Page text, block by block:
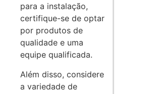
para a instalação,
certifique-se de optar
por produtos de
qualidade e uma
equipe qualificada.
Além disso, considere
a variedade de